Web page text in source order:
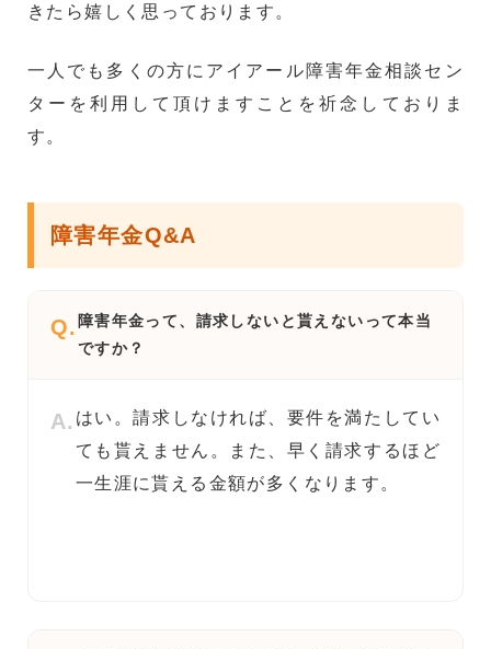
きたら嬉しく思っております。
一人でも多くの方にアイアール障害年金相談セン
ターを利用して頂けますことを祈念しておりま
す。
障害年金Q&A
Q. 障害年金って、請求しないと貰えないって本当
ですか？
A. はい。請求しなければ、要件を満たしてい
ても貰えません。また、早く請求するほど
一生涯に貰える金額が多くなります。